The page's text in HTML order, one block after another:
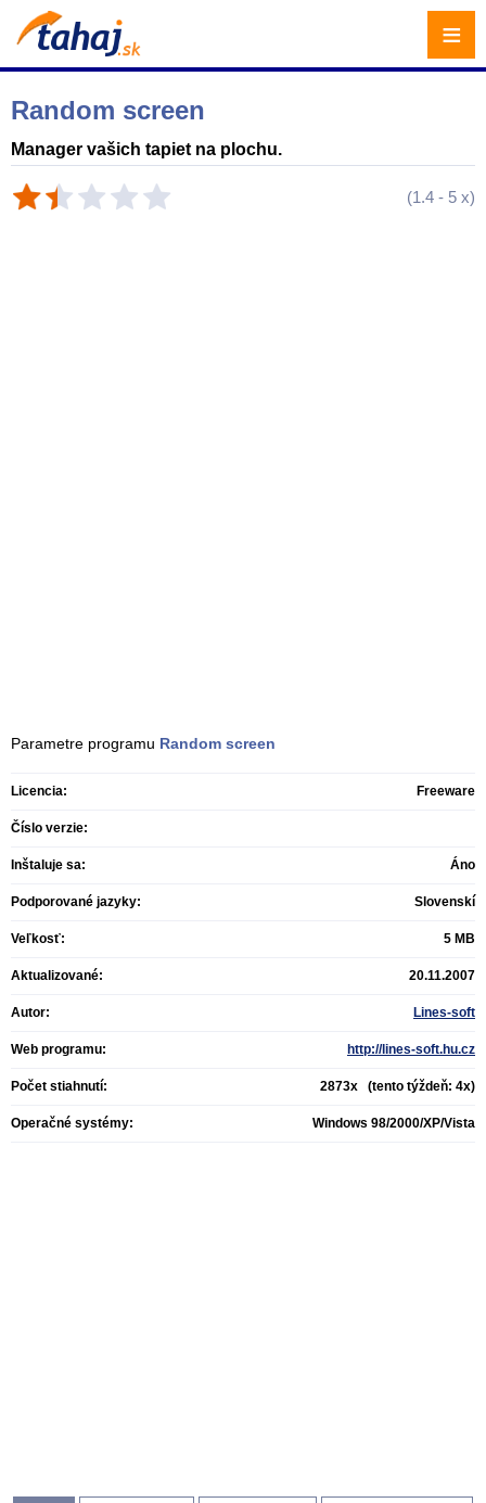
Random screen
Manager vašich tapiet na plochu.
(1.4 - 5 x)
Parametre programu Random screen
Licencia: Freeware
Číslo verzie:
Inštaluje sa: Áno
Podporované jazyky: Slovenskí
Veľkosť: 5 MB
Aktualizované: 20.11.2007
Autor: Lines-soft
Web programu: http://lines-soft.hu.cz
Počet stiahnutí: 2873x (tento týždeň: 4x)
Operačné systémy: Windows 98/2000/XP/Vista
≡